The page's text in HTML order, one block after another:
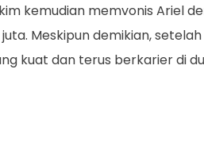
kemudian memvonis Ariel
Meskipun demikian,
kuat dan terus berkarier di